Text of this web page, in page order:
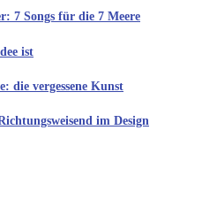
7 Songs für die 7 Meere
ist
die vergessene Kunst
im Design